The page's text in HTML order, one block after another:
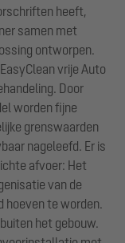
heeft,
samen met
ontworpen.
vrije Auto
Door
worden fijne
grenswaarden
nageleefd. Er is
afvoer: Het
van de
hoeven te worden.
het gebouw.